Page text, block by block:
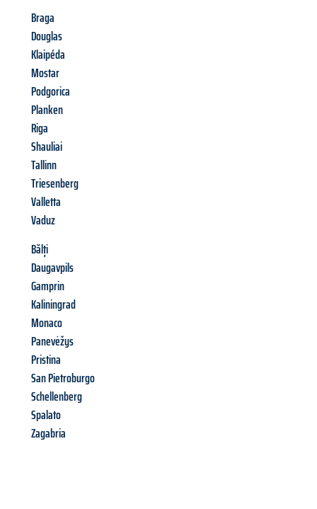
Braga
Douglas
Klaipéda
Mostar
Podgorica
Planken
Riga
Shauliai
Tallinn
Triesenberg
Valletta
Vaduz
Bălți
Daugavpils
Gamprin
Kaliningrad
Monaco
Panevėžys
Pristina
San Pietroburgo
Schellenberg
Spalato
Zagabria